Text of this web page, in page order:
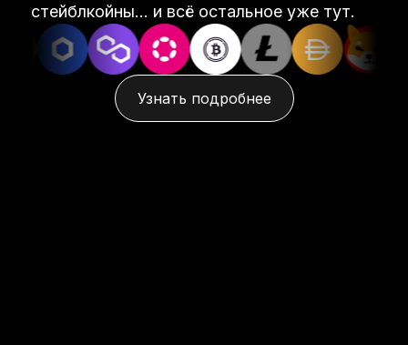
стейблкойны... и всё остальное уже тут.
Узнать подробнее